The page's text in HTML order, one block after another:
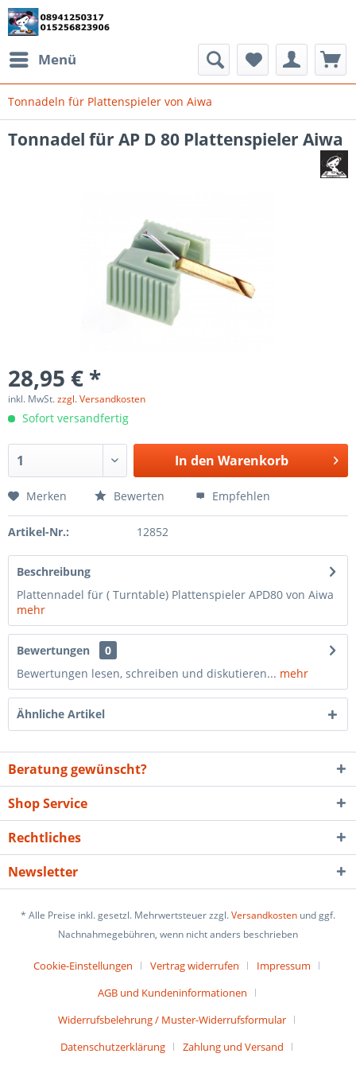
Menü
Tonnadeln für Plattenspieler von Aiwa
Tonnadel für AP D 80 Plattenspieler Aiwa
28,95 € *
inkl. MwSt.zzgl. Versandkosten
Sofort versandfertig
In den Warenkorb
Merken Bewerten Empfehlen
Artikel-Nr.: 12852
Beschreibung
Plattennadel für ( Turntable) Plattenspieler APD80 von Aiwa
mehr
Bewertungen
0
Bewertungen lesen, schreiben und diskutieren... mehr
Ähnliche Artikel
Beratung gewünscht?
Shop Service
Rechtliches
Newsletter
* Alle Preise inkl. gesetzl. Mehrwertsteuer zzgl.Versandkosten und ggf.
Nachnahmegebühren, wenn nicht anders beschrieben
Cookie-Einstellungen Vertrag widerrufen
Impressum
AGB und Kundeninformationen
Widerrufsbelehrung / Muster-Widerrufsformular
Datenschutzerklärung
Zahlung und Versand